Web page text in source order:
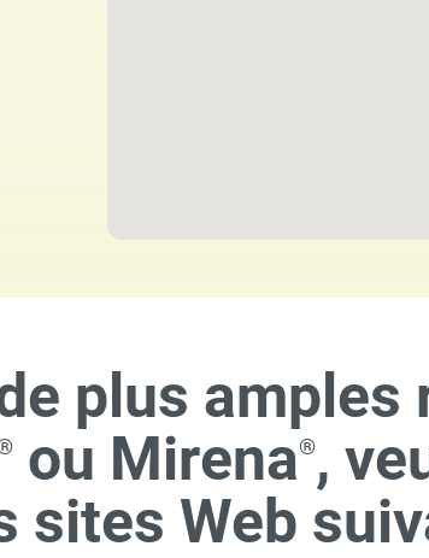
plus amples
ou Mirena®,
sites Web